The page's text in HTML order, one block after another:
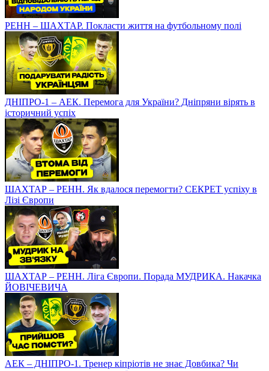
РЕНН – ШАХТАР. Покласти життя на футбольному полі
ДНІПРО-1 – АЕК. Перемога для України? Дніпряни вірять в
історичний успіх
ШАХТАР – РЕНН. Як вдалося перемогти? СЕКРЕТ успіху в
Лізі Європи
ШАХТАР – РЕНН. Ліга Європи. Порада МУДРИКА. Накачка
ЙОВІЧЕВИЧА
АЕК – ДНІПРО-1. Тренер кіпріотів не знає Довбика? Чи